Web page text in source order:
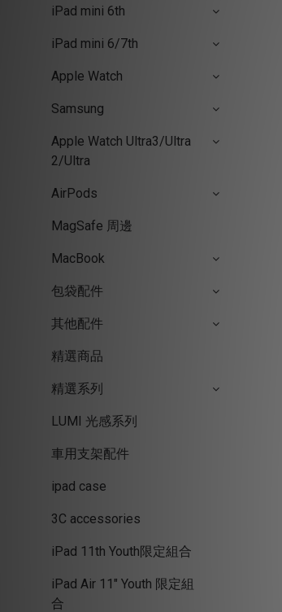
iPad mini 6th
iPad mini 6/7th
Apple Watch
Samsung
Apple Watch Ultra3/Ultra
2/Ultra
AirPods
MagSafe 周邊
MacBook
包袋配件
其他配件
精選商品
精選系列
LUMI 光感系列
車用支架配件
ipad case
3C accessories
iPad 11th Youth限定組合
iPad Air 11" Youth 限定組
合